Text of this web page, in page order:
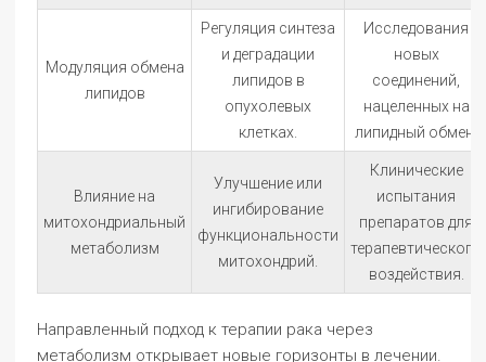
Модуляция обмена
липидов
Регуляция синтеза
и деградации
липидов в
опухолевых
клетках.
Исследования
новых
соединений,
нацеленных на
липидный обмен.
Влияние на
митохондриальный
метаболизм
Улучшение или
ингибирование
функциональности
митохондрий.
Клинические
испытания
препаратов для
терапевтического
воздействия.
Направленный подход к терапии рака через
метаболизм открывает новые горизонты в лечении.